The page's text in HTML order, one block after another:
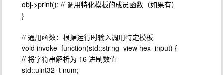
obj->print(); // 调用特化模板的成员函数（如果有）
}
// 通用函数：根据运行时输入调用特定模板
void invoke_function(std::string_view hex_input) {
// 将字符串解析为 16 进制数值
std::uint32_t num;